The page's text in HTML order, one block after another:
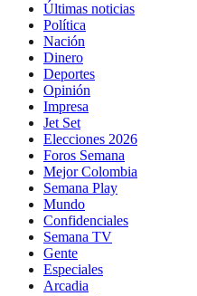
Últimas noticias
Política
Nación
Dinero
Deportes
Opinión
Impresa
Jet Set
Elecciones 2026
Foros Semana
Mejor Colombia
Semana Play
Mundo
Confidenciales
Semana TV
Gente
Especiales
Arcadia